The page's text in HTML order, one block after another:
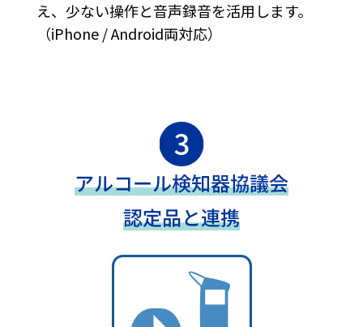
え、少ない操作と音声録音を活用します。
（iPhone / Android両対応）